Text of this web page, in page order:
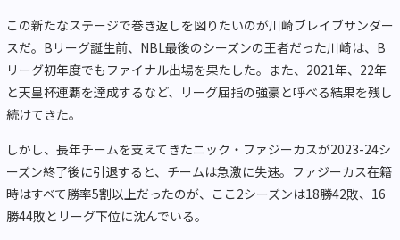
この新たなステージで巻き返しを図りたいのが川崎ブレイブサンダー
スだ。Bリーグ誕生前、NBL最後のシーズンの王者だった川崎は、B
リーグ初年度でもファイナル出場を果たした。また、2021年、22年
と天皇杯連覇を達成するなど、リーグ屈指の強豪と呼べる結果を残し
続けてきた。
しかし、長年チームを支えてきたニック・ファジーカスが2023-24シ
ーズン終了後に引退すると、チームは急激に失速。ファジーカス在籍
時はすべて勝率5割以上だったのが、ここ2シーズンは18勝42敗、16
勝44敗とリーグ下位に沈んでいる。